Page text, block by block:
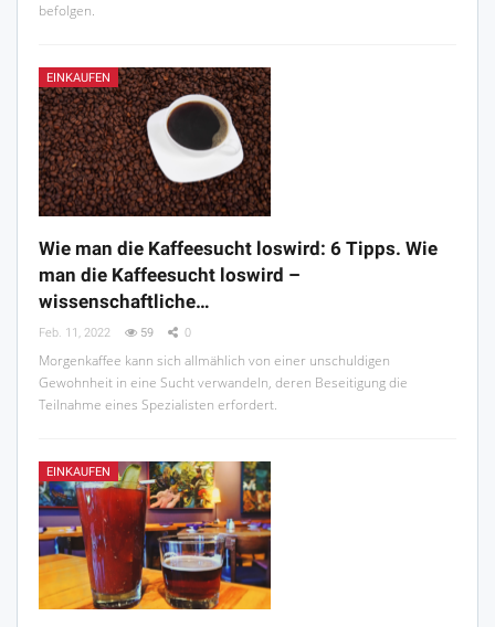
befolgen.
EINKAUFEN
Wie man die Kaffeesucht loswird: 6 Tipps. Wie
man die Kaffeesucht loswird –
wissenschaftliche…
Feb. 11, 2022 59 0
Morgenkaffee kann sich allmählich von einer unschuldigen
Gewohnheit in eine Sucht verwandeln, deren Beseitigung die
Teilnahme eines Spezialisten erfordert.
EINKAUFEN